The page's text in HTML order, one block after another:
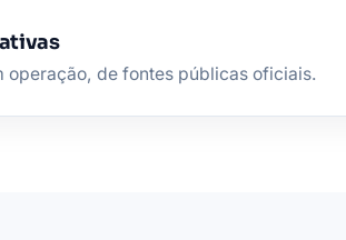
operação, de fontes públicas oficiais.